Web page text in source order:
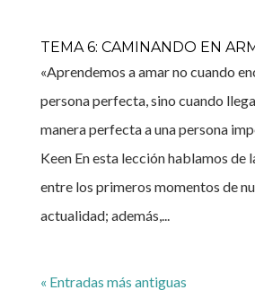
TEMA 6: CAMINANDO EN
«Aprendemos a amar no cuando
persona perfecta, sino cuando
manera perfecta a una persona
Keen En esta lección hablamos de
entre los primeros momentos de
actualidad; además,...
« Entradas más antiguas